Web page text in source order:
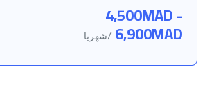
4,500MAD -
6,900MAD /شهريا